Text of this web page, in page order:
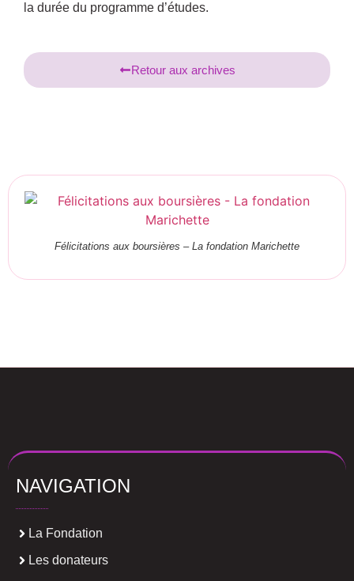
la durée du programme d’études.
Retour aux archives
Félicitations aux boursières – La fondation Marichette
NAVIGATION
La Fondation
Les donateurs